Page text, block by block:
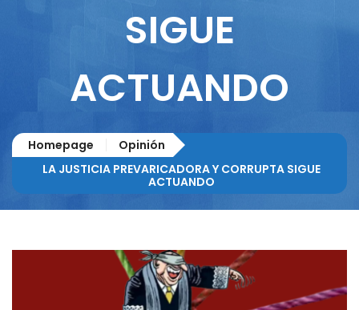
SIGUE
ACTUANDO
Homepage
Opinión
LA JUSTICIA PREVARICADORA Y CORRUPTA SIGUE
ACTUANDO